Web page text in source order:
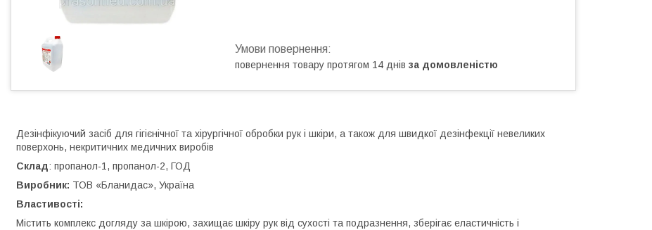
повернення товару протягом 14 днів за домовленістю
Дезінфікуючий засіб для гігієнічної та хірургічної обробки рук і шкіри, а також для швидкої дезінфекції невеликих
поверхонь, некритичних медичних виробів
Склад: пропанол-1, пропанол-2, ГОД
Виробник: ТОВ «Бланидас», Україна
Властивості:
Містить комплекс догляду за шкірою, захищає шкіру рук від сухості та подразнення, зберігає еластичність і